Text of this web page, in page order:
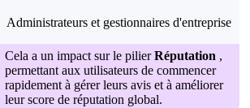
Administrateurs et gestionnaires d'entreprise
Cela a un impact sur le pilierRéputation ,
permettant aux utilisateurs de commencer
rapidement à gérer leurs avis et à améliorer
leur score de réputation global.